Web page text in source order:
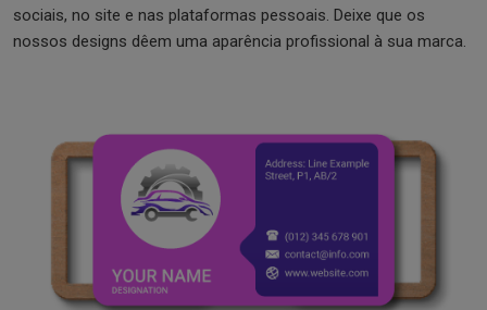
sociais, no site e nas plataformas pessoais. Deixe que os
nossos designs dêem uma aparência profissional à sua marca.